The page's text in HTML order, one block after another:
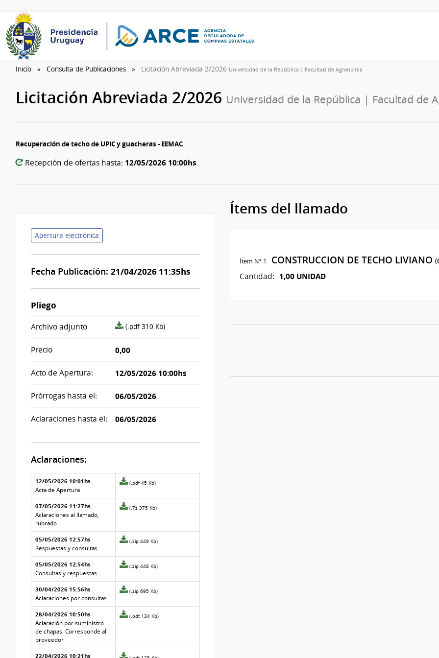
Inicio Consulta de Publicaciones Licitación Abreviada 2/2026 Universidad de la República | Facultad de Agronomía
Licitación Abreviada 2/2026 Universidad de la República | Facultad de
Recuperación de techo de UPIC y guacheras - EEMAC
Recepción de ofertas hasta: 12/05/2026 10:00hs
Apertura electrónica
Fecha Publicación: 21/04/2026 11:35hs
Pliego
Archivo adjunto
archivo
(.pdf 310 Kb)
Precio 0,00
Acto de Apertura: 12/05/2026 10:00hs
Prórrogas hasta el: 06/05/2026
Aclaraciones hasta el: 06/05/2026
Aclaraciones:
Aclaraciones del llamado
Fecha y
texto de
la
aclaración
Archivo
de la
aclaración
12/05/2026 10:01hs
Acta de Apertura
Archivo
de
la
8
(.pdf 45 Kb)
07/05/2026 11:27hs
Aclaraciones al llamado,
rubrado
Archivo
la
aclaración
7
(.7z 375 Kb)
05/05/2026 12:57hs
Respuestas y consultas
Archivo
de
la
Nº
6
(.zip 449 Kb)
05/05/2026 12:54hs
Consultas y respuestas
Archivo
de
la
Nº
5
(.zip 448 Kb)
30/04/2026 15:56hs
Aclaraciones por consultas
Archivo
de
la
(.zip 695 Kb)
28/04/2026 10:50hs
Aclaración por suministro
de chapas. Corresponde al
proveedor
Archivo
aclaración
Nº
(.odt 134 Kb)
22/04/2026 10:21hs
Archivo
Ítems del llamado
Ítem Nº 1 CONSTRUCCION DE TECHO LIVIANO
Cantidad: 1,00 UNIDAD